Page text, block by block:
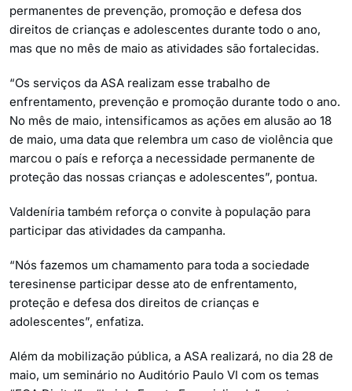
permanentes de prevenção, promoção e defesa dos
direitos de crianças e adolescentes durante todo o ano,
mas que no mês de maio as atividades são fortalecidas.
“Os serviços da ASA realizam esse trabalho de
enfrentamento, prevenção e promoção durante todo o ano.
No mês de maio, intensificamos as ações em alusão ao 18
de maio, uma data que relembra um caso de violência que
marcou o país e reforça a necessidade permanente de
proteção das nossas crianças e adolescentes”, pontua.
Valdeníria também reforça o convite à população para
participar das atividades da campanha.
“Nós fazemos um chamamento para toda a sociedade
teresinense participar desse ato de enfrentamento,
proteção e defesa dos direitos de crianças e
adolescentes”, enfatiza.
Além da mobilização pública, a ASA realizará, no dia 28 de
maio, um seminário no Auditório Paulo VI com os temas